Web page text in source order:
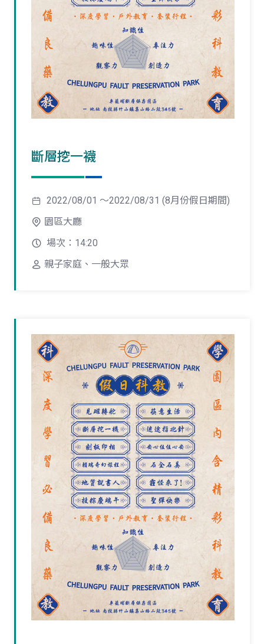
斷層挖一襪
2022/08/01 ～2022/08/31 (8月份假日期間)
園區大廳
場次：14:20
親子家庭、一般大眾